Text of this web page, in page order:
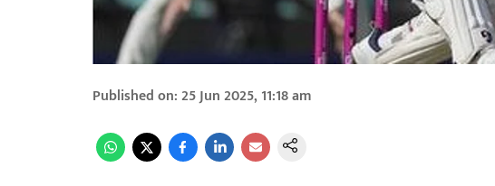
Published on:25 Jun 2025, 11:18 am